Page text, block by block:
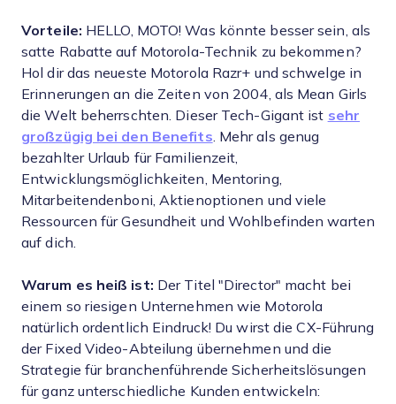
Vorteile: HELLO, MOTO! Was könnte besser sein, als
satte Rabatte auf Motorola-Technik zu bekommen?
Hol dir das neueste Motorola Razr+ und schwelge in
Erinnerungen an die Zeiten von 2004, als Mean Girls
die Welt beherrschten. Dieser Tech-Gigant ist sehr
großzügig bei den Benefits . Mehr als genug
bezahlter Urlaub für Familienzeit,
Entwicklungsmöglichkeiten, Mentoring,
Mitarbeitendenboni, Aktienoptionen und viele
Ressourcen für Gesundheit und Wohlbefinden warten
auf dich.
Warum es heiß ist: Der Titel "Director" macht bei
einem so riesigen Unternehmen wie Motorola
natürlich ordentlich Eindruck! Du wirst die CX-Führung
der Fixed Video-Abteilung übernehmen und die
Strategie für branchenführende Sicherheitslösungen
für ganz unterschiedliche Kunden entwickeln: